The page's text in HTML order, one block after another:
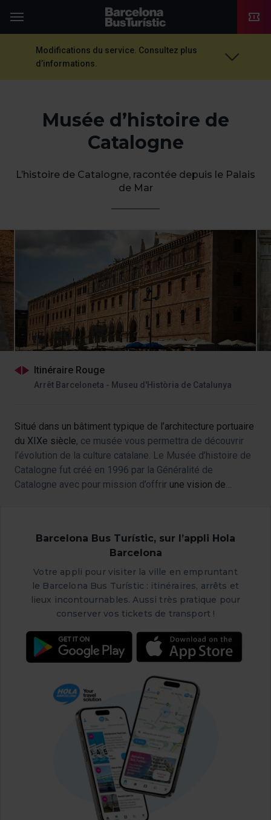
TMB-OCI
Modifications du service. Consultez plus
d’informations.
Musée d’histoire de
Catalogne
L’histoire de Catalogne, racontée depuis le Palais
de Mar
Itinéraire Rouge
Arrêt Barceloneta - Museu d'Història de Catalunya
Situé dans un bâtiment typique de l’architecture portuaire
du XIXe siècle, ce musée vous permettra de découvrir
l’évolution de la culture catalane. Le Musée d’histoire de
Catalogne fut créé en 1996 par la Généralité de
Catalogne avec pour mission d’offrir une vision de
Barcelona Bus Turístic, sur l’appli Hola
Barcelona
Votre appli pour visiter la ville en empruntant
le Barcelona Bus Turístic : itinéraires, arrêts et
lieux incontournables. Aussi très pratique pour
conserver vos tickets de transport !